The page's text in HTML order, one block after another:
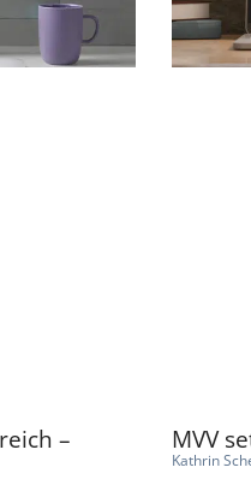
–
MVV
Kathrin